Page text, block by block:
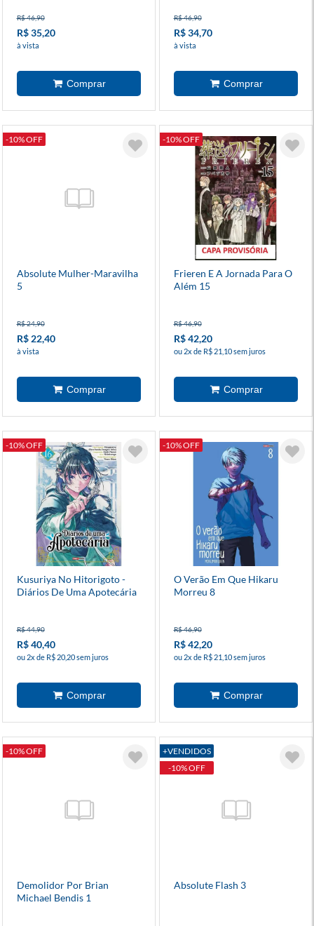
R$ 46,90
R$ 35,20
à vista
R$ 46,90
R$ 34,70
à vista
-10% OFF
Absolute Mulher-Maravilha
5
R$ 24,90
R$ 22,40
à vista
-10% OFF
Frieren E A Jornada Para O
Além 15
R$ 46,90
R$ 42,20
ou 2x de R$ 21,10 sem juros
-10% OFF
Kusuriya No Hitorigoto -
Diários De Uma Apotecária
R$ 44,90
R$ 40,40
ou 2x de R$ 20,20 sem juros
-10% OFF
O Verão Em Que Hikaru
Morreu 8
R$ 46,90
R$ 42,20
ou 2x de R$ 21,10 sem juros
-10% OFF
Demolidor Por Brian
Michael Bendis 1
+VENDIDOS
-10% OFF
Absolute Flash 3